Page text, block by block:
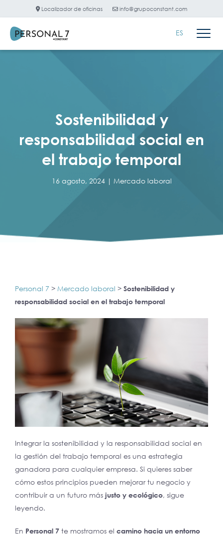
Localizador de oficinas info@grupoconstant.com
ES
Sostenibilidad y
responsabilidad social en
el trabajo temporal
16 agosto, 2024 | Mercado laboral
Personal 7 > Mercado laboral > Sostenibilidad y
responsabilidad social en el trabajo temporal
Integrar la sostenibilidad y la responsabilidad social en
la gestión del trabajo temporal es una estrategia
ganadora para cualquier empresa. Si quieres saber
cómo estos principios pueden mejorar tu negocio y
contribuir a un futuro más justo y ecológico, sigue
leyendo.
En Personal 7 te mostramos el camino hacia un entorno